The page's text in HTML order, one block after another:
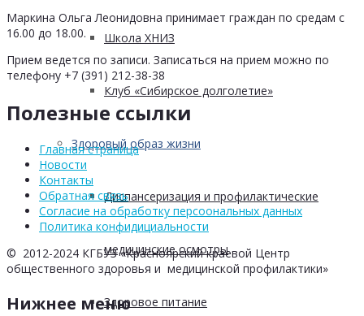
Школа ХНИЗ
Клуб «Сибирское долголетие»
Здоровый образ жизни
Диспансеризация и профилактические
медицинские осмотры
Здоровое питание
Маркина Ольга Леонидовна принимает граждан по средам с
16.00 до 18.00.
Прием ведется по записи. Записаться на прием можно по
телефону +7 (391) 212-38-38
Полезные ссылки
Главная страница
Новости
Контакты
Обратная связь
Согласие на обработку персоональных данных
Политика конфидициальности
© 2012-2024 КГБУЗ «Красноярский краевой Центр
общественного здоровья и медицинской профилактики»
Нижнее меню